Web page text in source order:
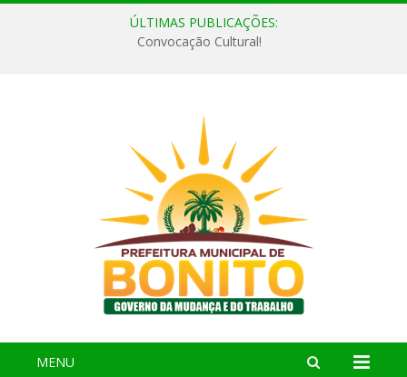
ÚLTIMAS PUBLICAÇÕES:
Convocação Cultural!
MENU